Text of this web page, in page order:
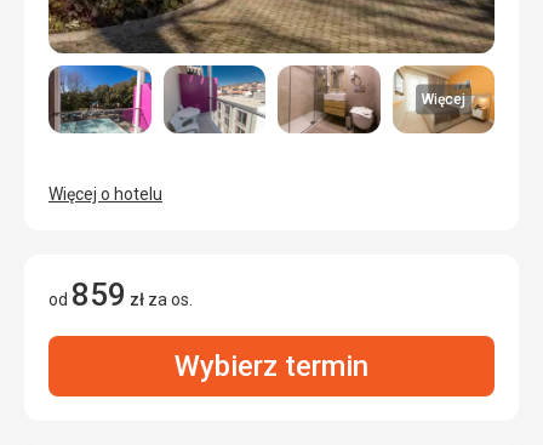
Więcej
Więcej o hotelu
od 859 zł za os.
Wybierz termin